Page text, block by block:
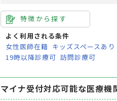
特徴から探す
よく利用される条件
女性医師在籍 キッズスペースあり
19時以降診療可 訪問診療可
マイナ受付対応可能な医療機